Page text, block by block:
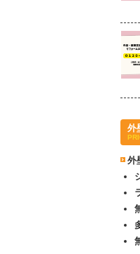
外
外